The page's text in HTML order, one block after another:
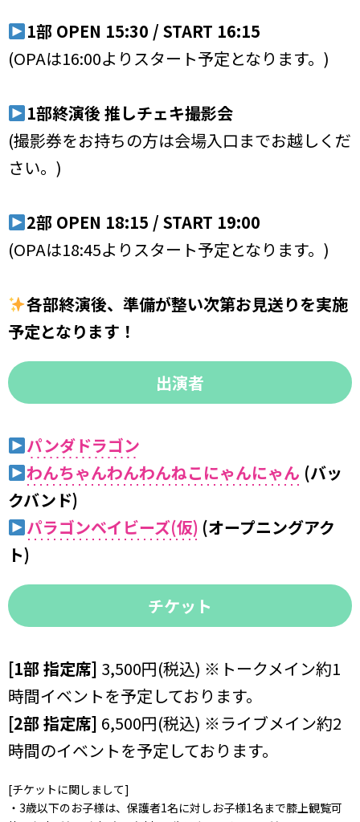
1部 OPEN 15:30 / START 16:15
(OPAは16:00よりスタート予定となります。)
1部終演後 推しチェキ撮影会
(撮影券をお持ちの方は会場入口までお越しくだ
さい。)
2部 OPEN 18:15 / START 19:00
(OPAは18:45よりスタート予定となります。)
各部終演後、準備が整い次第お見送りを実施
予定となります！
出演者
パンダドラゴン
わんちゃんわんわんねこにゃんにゃん (バッ
クバンド)
パラゴンベイビーズ(仮) (オープニングアク
ト)
チケット
[1部 指定席] 3,500円(税込) ※トークメイン約1
時間イベントを予定しております。
[2部 指定席] 6,500円(税込) ※ライブメイン約2
時間のイベントを予定しております。
[チケットに関しまして]
・3歳以下のお子様は、保護者1名に対しお子様1名まで膝上観覧可